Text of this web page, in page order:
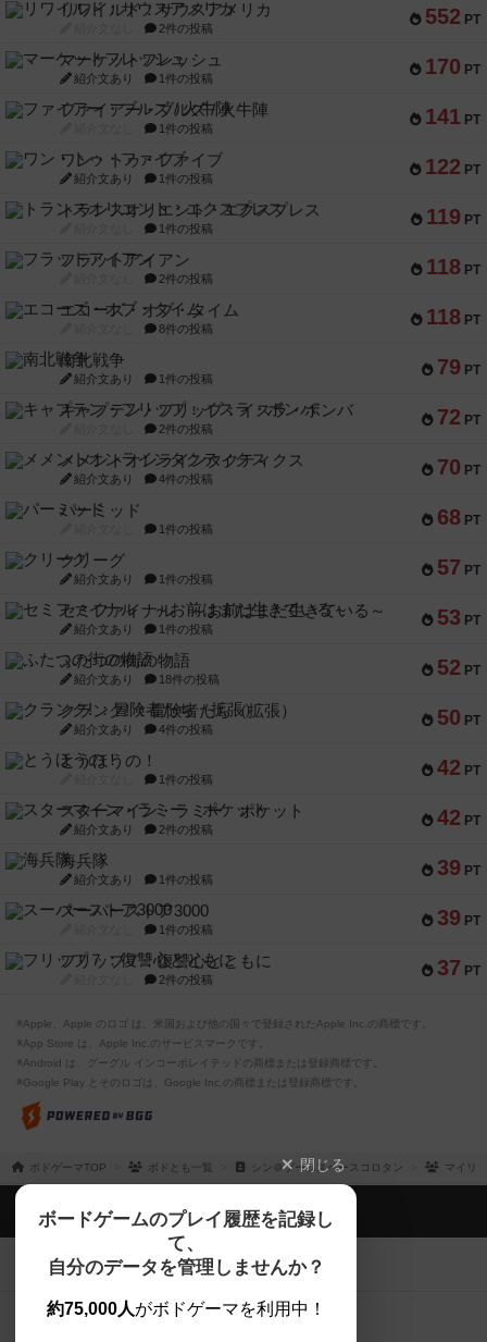
552 PT
リワイルド：サウスアメリカ
2件の投稿
170 PT
マーケットフレッシュ
紹介文あり 1件の投稿
141 PT
ファイアー・ブルズ / 火牛陣
1件の投稿
122 PT
ワン・トゥ・ファイブ
紹介文あり 1件の投稿
119 PT
トランスオリエント・エクスプレス
1件の投稿
118 PT
フラットアイアン
2件の投稿
118 PT
エコーズ・オブ・タイム
8件の投稿
79 PT
南北戦争
紹介文あり 1件の投稿
72 PT
キャプテン・フリップ：イスラ・ボンバ
2件の投稿
70 PT
メメントオンラインタクティクス
紹介文あり 4件の投稿
68 PT
パーミッド
1件の投稿
57 PT
クリーグ
紹介文あり 1件の投稿
53 PT
セミファイナル ～お前はまだ生きている～
紹介文あり 1件の投稿
52 PT
ふたつの街の物語
紹介文あり 18件の投稿
50 PT
クランク! ：冒険者たち（拡張）
紹介文あり 4件の投稿
42 PT
とうほうの！
1件の投稿
42 PT
スターマイン・ラミー ポケット
紹介文あり 2件の投稿
39 PT
海兵隊
紹介文あり 1件の投稿
39 PT
スーパーストア3000
1件の投稿
37 PT
フリップ７：復讐心とともに
2件の投稿
※Apple、Apple のロゴ は、米国および他の国々で登録されたApple Inc.の商標です。
※App Store は、Apple Inc.のサービスマークです。
※Android は、グーグル インコーポレイテッドの商標または登録商標です。
※Google Play とそのロゴは、Google Inc.の商標または登録商標です。
ボドゲーマTOP ボドとも一覧 シン＠ゲームスペースコロタン マイリ
閉じる
ボードゲームのプレイ履歴を記録し
て、
自分のデータを管理しませんか？
約75,000人がボドゲーマを利用中！
ボドゲーマTOP
ボードゲームを検索する
ボードゲームの新着レビュー